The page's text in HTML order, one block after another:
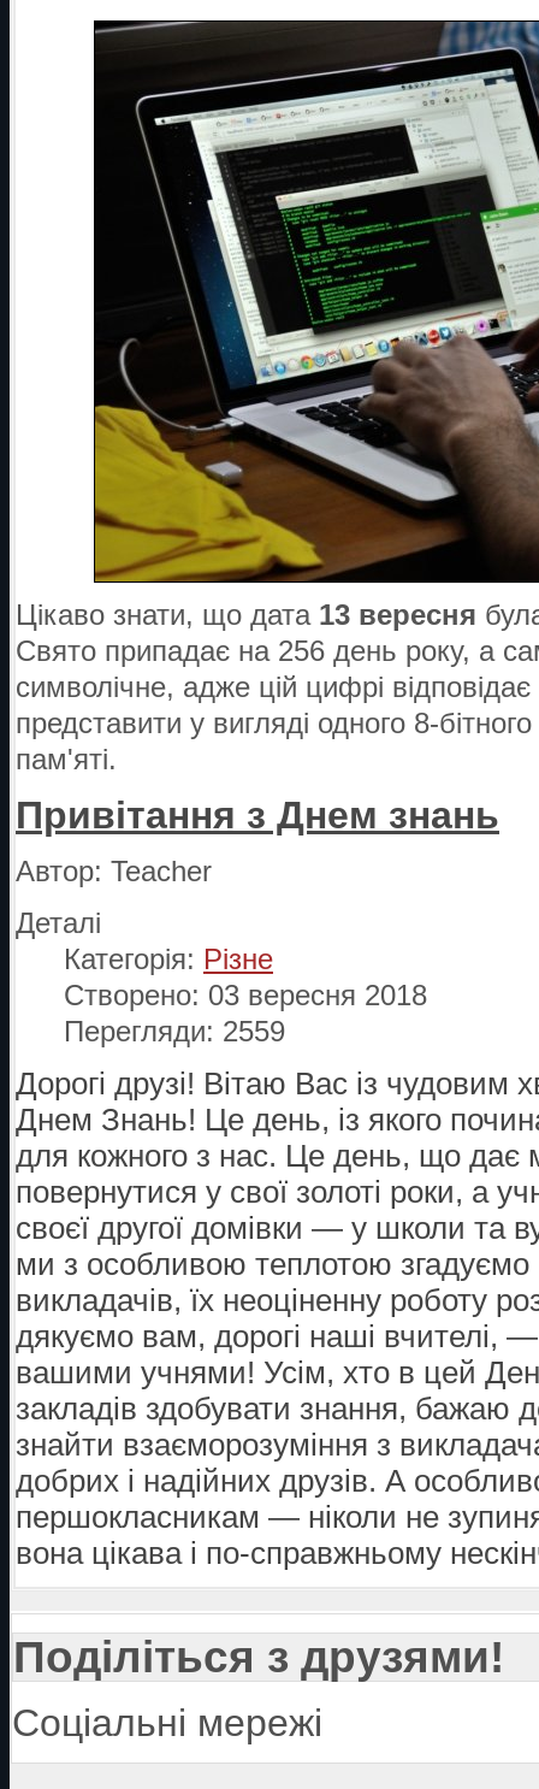
Цікаво знати, що дата 13 вересня
Свято припадає на 256 день року, а
символічне, адже цій цифрі
представити у вигляді одного 8-
пам'яті.
Привітання з Днем знань
Автор: Teacher
Деталі
Категорія: Різне
Створено: 03 вересня 2018
Перегляди: 2559
Дорогі друзі! Вітаю Вас із
Днем Знань! Це день, із якого
для кожного з нас. Це день, що дає
повернутися у свої золоті роки, а
своєї другої домівки — у школи та
ми з особливою теплотою згадуємо
викладачів, їх неоціненну роботу
дякуємо вам, дорогі наші
вашими учнями! Усім, хто в цей
закладів здобувати знання, бажаю
знайти взаєморозуміння з
добрих і надійних друзів. А
першокласникам — ніколи не
вона цікава і по-справжньому
Поділіться з друзями!
Соціальні мережі